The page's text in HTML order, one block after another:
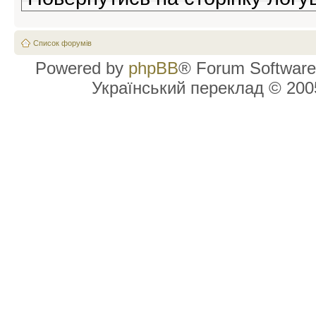
Список форумів
Powered by phpBB® Forum
Український переклад ©